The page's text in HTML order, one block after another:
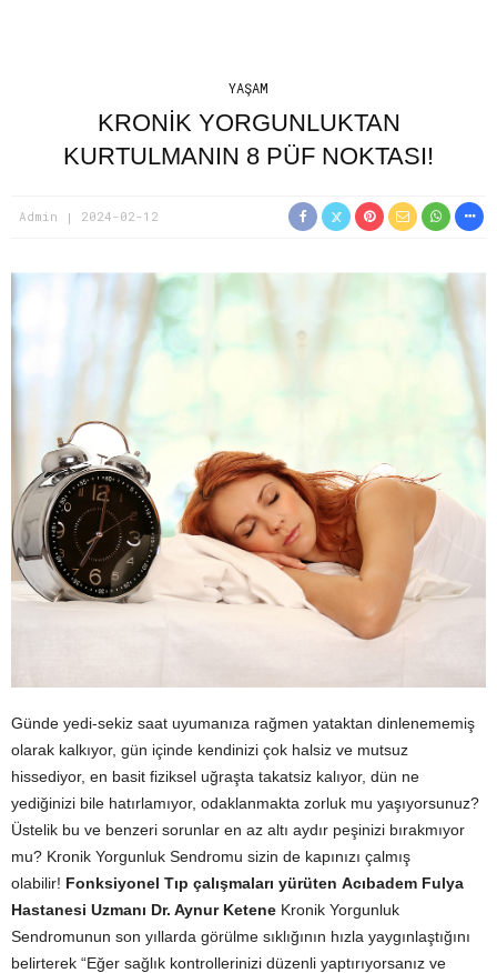
YAŞAM
KRONİK YORGUNLUKTAN
KURTULMANIN 8 PÜF NOKTASI!
Admin 2024-02-12
Günde yedi-sekiz saat uyumanıza rağmen yataktan dinlenememiş
olarak kalkıyor, gün içinde kendinizi çok halsiz ve mutsuz
hissediyor, en basit fiziksel uğraşta takatsiz kalıyor, dün ne
yediğinizi bile hatırlamıyor, odaklanmakta zorluk mu yaşıyorsunuz?
Üstelik bu ve benzeri sorunlar en az altı aydır peşinizi bırakmıyor
mu? Kronik Yorgunluk Sendromu sizin de kapınızı çalmış
olabilir! Fonksiyonel Tıp çalışmaları yürüten Acıbadem Fulya
Hastanesi Uzmanı Dr. Aynur Ketene Kronik Yorgunluk
Sendromunun son yıllarda görülme sıklığının hızla yaygınlaştığını
belirterek “Eğer sağlık kontrollerinizi düzenli yaptırıyorsanız ve